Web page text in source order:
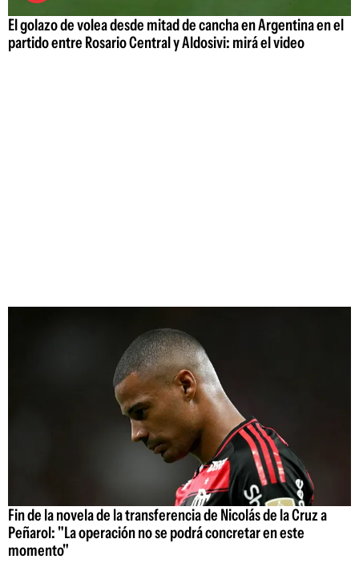
El golazo de volea desde mitad de cancha en Argentina en el
partido entre Rosario Central y Aldosivi: mirá el video
Fin de la novela de la transferencia de Nicolás de la Cruz a
Peñarol: "La operación no se podrá concretar en este
momento"